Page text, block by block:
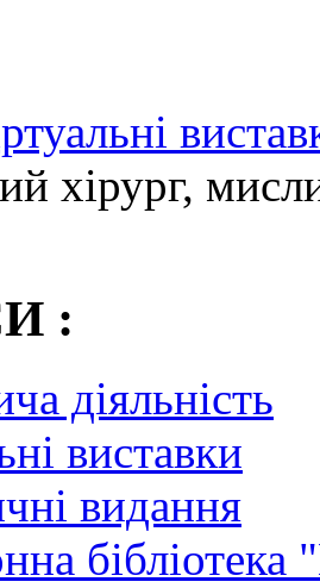
хірург,
:
діяльність
виставки
видання